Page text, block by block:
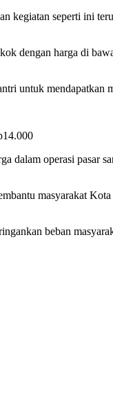
kegiatan seperti ini
dengan harga di
untuk mendapatkan
dalam operasi pasar
masyarakat
beban